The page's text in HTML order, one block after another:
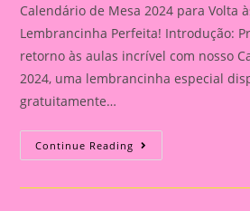
Calendário de Mesa 2024 para Volta
Lembrancinha Perfeita! Introdução:
retorno às aulas incrível com nosso
2024, uma lembrancinha especial
gratuitamente…
Continue Reading Calendário
De